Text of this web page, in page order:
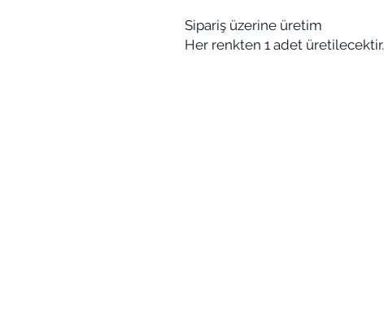
Sipariş üzerine üretim
Her renkten 1 adet üretilecektir.